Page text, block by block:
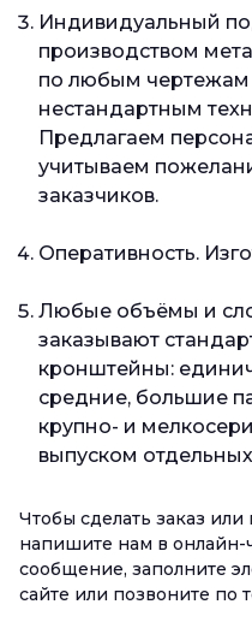
Индивидуальный
производством
по любым чертежам
нестандартным
Предлагаем
учитываем
заказчиков.
Оперативность.
Любые объёмы и
заказывают
кронштейны:
средние, большие
крупно- и
выпуском
Чтобы сделать заказ
напишите нам в онлайн-
сообщение, заполните
сайте или позвоните по